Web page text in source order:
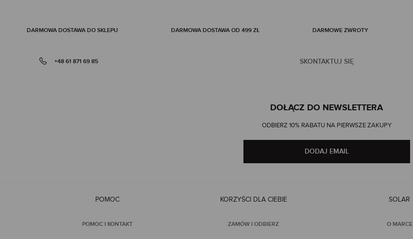
DARMOWA DOSTAWA DO SKLEPU DARMOWA DOSTAWA OD 499 ZŁ DARMOWE ZWROTY
SKONTAKTUJ SIĘ
+48 61 871 69 85
DOŁĄCZ DO NEWSLETTERA
ODBIERZ 10% RABATU NA PIERWSZE ZAKUPY
DODAJ EMAIL
POMOC
POMOC I KONTAKT
KORZYŚCI DLA CIEBIE
ZAMÓW I ODBIERZ
SOLAR
O MARCE